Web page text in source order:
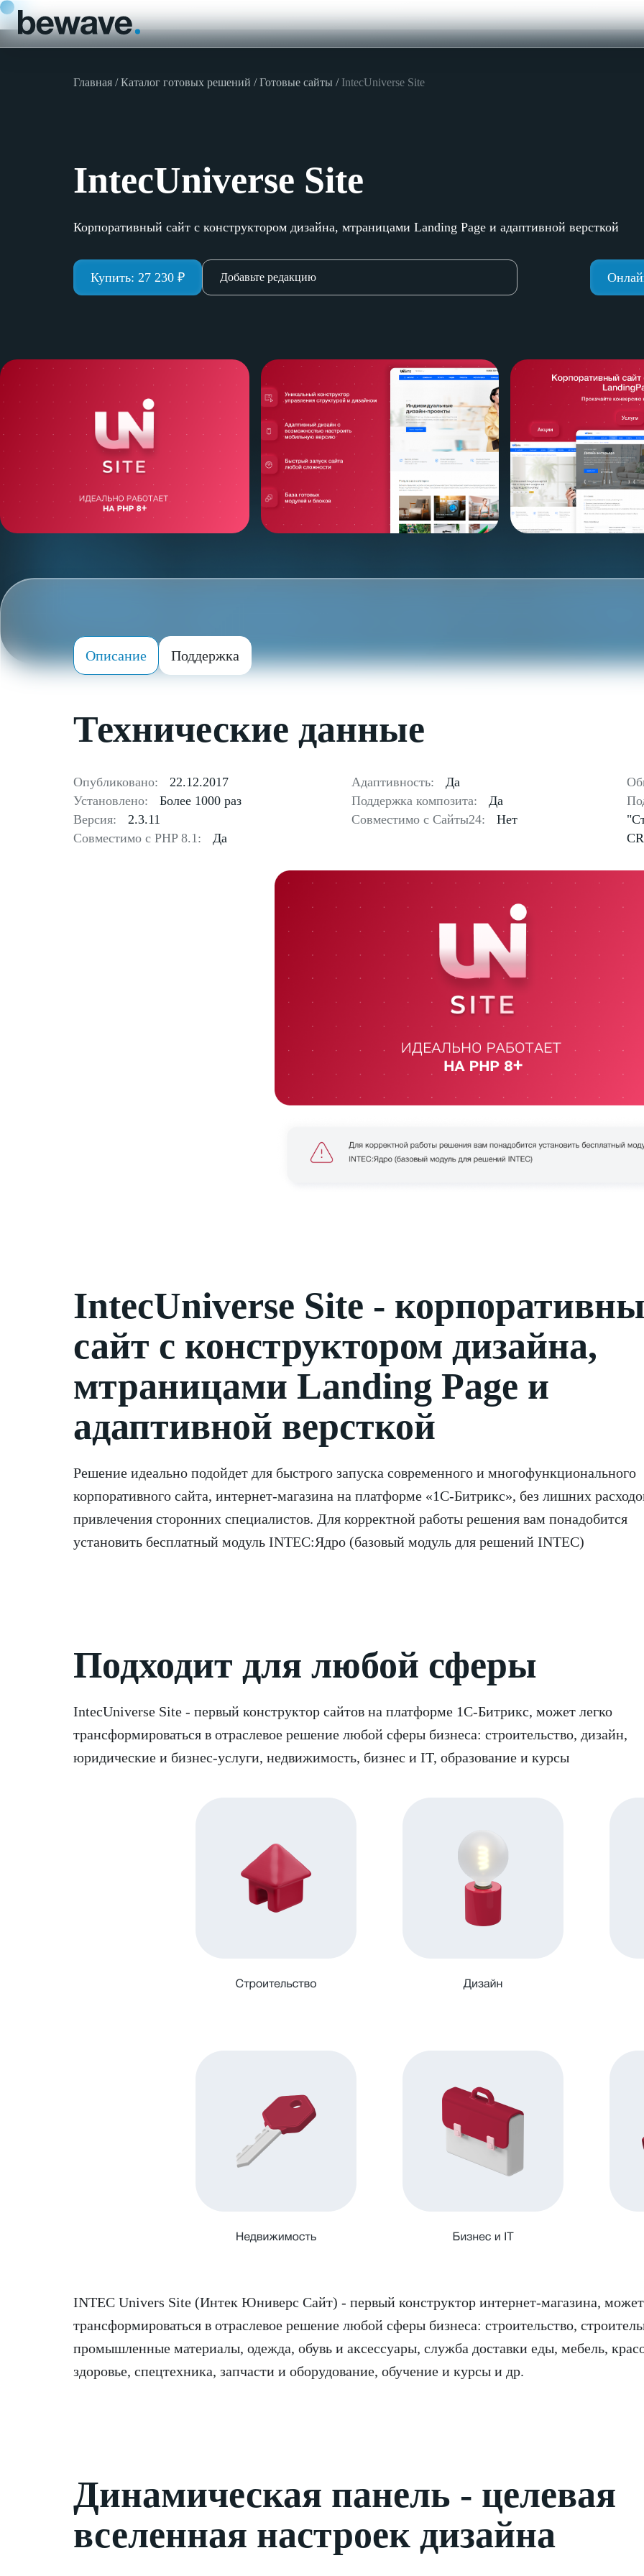
Главная Каталог готовых решений Готовые сайты IntecUniverse Site
IntecUniverse Site
Корпоративный сайт с конструктором дизайна, мтраницами Landing Page и адаптивной версткой
Купить: 27 230 ₽ Добавьте редакцию
Описание Поддержка
Технические данные
Опубликовано:
22.12.2017
Установлено:
Более 1000 раз
Версия:
2.3.11
Совместимо с PHP 8.1:
Да
Адаптивность:
Да
Поддержка композита:
Да
Совместимо с Сайты24:
Нет
IntecUniverse Site -
сайт с конструктором дизайна,
мтраницами Landing Page и
адаптивной версткой
Решение идеально подойдет для быстрого запуска современного и многофункционального
корпоративного сайта, интернет-магазина на платформе «1С-Битрикс», без лишних
привлечения сторонних специалистов. Для корректной работы решения вам понадобится
установить бесплатный модуль INTEC:Ядро (базовый модуль для решений INTEC)
Подходит для любой сферы
IntecUniverse Site - первый конструктор сайтов на платформе 1С-Битрикс, может легко
трансформироваться в отраслевое решение любой сферы бизнеса: строительство, дизайн,
юридические и бизнес-услуги, недвижимость, бизнес и IT, образование и курсы
INTEC Univers Site (Интек Юниверс Cайт) - первый конструктор интернет-магазина, может
трансформироваться в отраслевое решение любой сферы бизнеса: строительство,
промышленные материалы, одежда, обувь и аксессуары, служба доставки еды, мебель,
здоровье, спецтехника, запчасти и оборудование, обучение и курсы и др.
Динамическая панель - целевая
вселенная настроек дизайна